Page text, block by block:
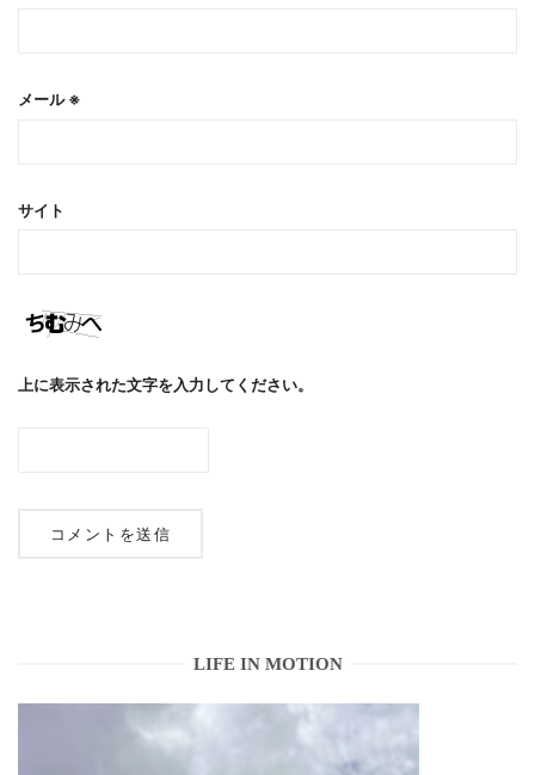
メール※
サイト
上に表示された文字を入力してください。
LIFE IN MOTION